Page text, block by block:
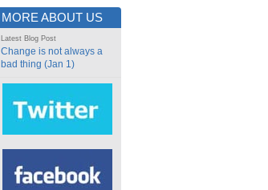
MORE ABOUT US
Latest Blog Post
Change is not always a
bad thing (Jan 1)